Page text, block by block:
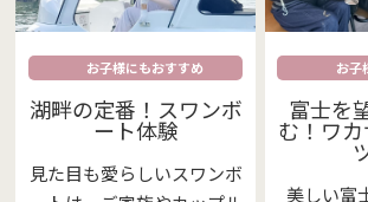
お子様にもおすすめ
湖畔の定番！スワンボ
ート体験
見た目も愛らしいスワンボ
お子
富士を
む！ワ
美しい富